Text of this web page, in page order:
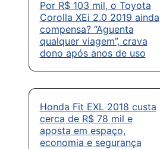
Por R$ 103 mil, o Toyota
Corolla XEi 2.0 2019 ainda
compensa? “Aguenta
qualquer viagem”, crava
dono após anos de uso
Honda Fit EXL 2018 custa
cerca de R$ 78 mil e
aposta em espaço,
economia e segurança